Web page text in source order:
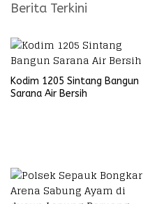
Berita Terkini
Kodim 1205 Sintang Bangun
Sarana Air Bersih